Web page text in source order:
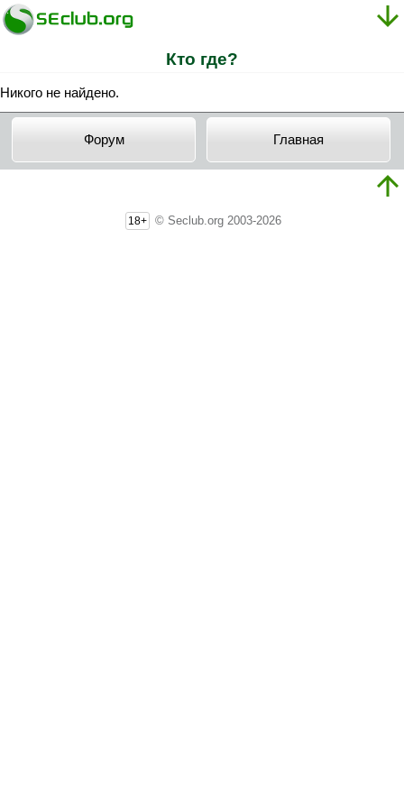
Кто где?
Никого не найдено.
Форум Главная
18+ © Seclub.org 2003-2026